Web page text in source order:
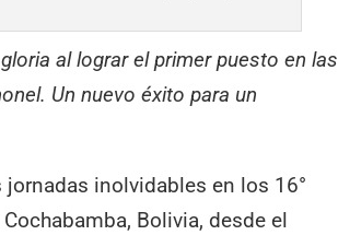
al lograr el primer puesto en las
Un nuevo éxito para un
inolvidables en los 16°
Bolivia, desde el